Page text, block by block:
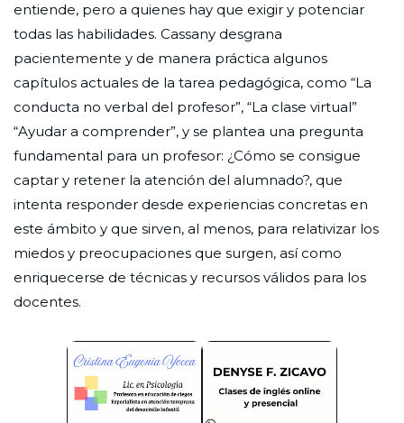
entiende, pero a quienes hay que exigir y potenciar
todas las habilidades. Cassany desgrana
pacientemente y de manera práctica algunos
capítulos actuales de la tarea pedagógica, como “La
conducta no verbal del profesor”, “La clase virtual”
“Ayudar a comprender”, y se plantea una pregunta
fundamental para un profesor: ¿Cómo se consigue
captar y retener la atención del alumnado?, que
intenta responder desde experiencias concretas en
este ámbito y que sirven, al menos, para relativizar los
miedos y preocupaciones que surgen, así como
enriquecerse de técnicas y recursos válidos para los
docentes.